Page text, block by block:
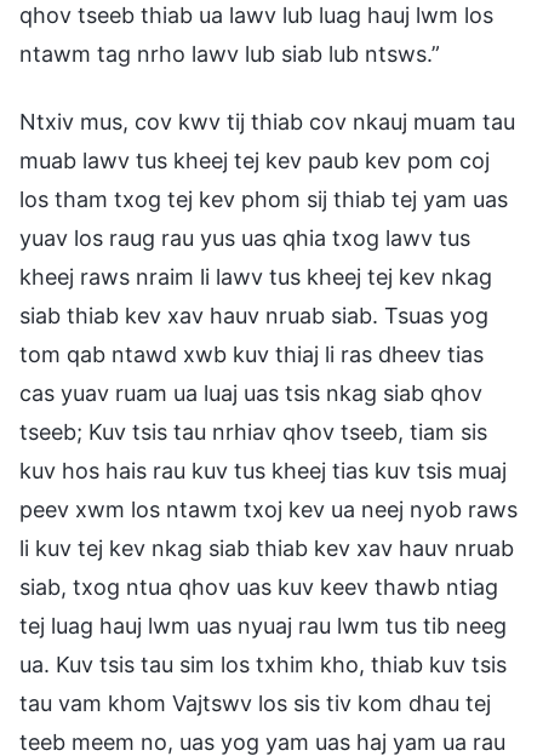
qhov tseeb thiab ua lawv lub luag hauj lwm los
ntawm tag nrho lawv lub siab lub ntsws.”
Ntxiv mus, cov kwv tij thiab cov nkauj muam tau
muab lawv tus kheej tej kev paub kev pom coj
los tham txog tej kev phom sij thiab tej yam uas
yuav los raug rau yus uas qhia txog lawv tus
kheej raws nraim li lawv tus kheej tej kev nkag
siab thiab kev xav hauv nruab siab. Tsuas yog
tom qab ntawd xwb kuv thiaj li ras dheev tias
cas yuav ruam ua luaj uas tsis nkag siab qhov
tseeb; Kuv tsis tau nrhiav qhov tseeb, tiam sis
kuv hos hais rau kuv tus kheej tias kuv tsis muaj
peev xwm los ntawm txoj kev ua neej nyob raws
li kuv tej kev nkag siab thiab kev xav hauv nruab
siab, txog ntua qhov uas kuv keev thawb ntiag
tej luag hauj lwm uas nyuaj rau lwm tus tib neeg
ua. Kuv tsis tau sim los txhim kho, thiab kuv tsis
tau vam khom Vajtswv los sis tiv kom dhau tej
teeb meem no, uas yog yam uas haj yam ua rau